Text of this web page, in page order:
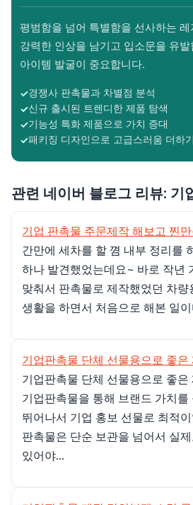
평범함을 넘어 특별함을 선사하는
강력한 인상을 남기고 입소문을 유
아이템 발굴이 중요합니다.
경쟁사 판촉물과 차별점 분석
신규 출시된 트렌디한 제품 탐색
기능성 특화 제품으로 가치 증대
패키징 디자인으로 고급스러움 더하기
관련 네이버 블로그 리뷰: 기
기업 판촉물 주문제작 해보고 찐
간만에 세차를 할 꼄 내부 정리를
하나 발견했었는데요~ 바로 작년
맞춰서 판촉물로 제작했었던 차
생활을 하면서 처음으로 해본 일
기업판촉물 단체 선물용으로 좋은
기업판촉물 단체 선물용으로 좋은
기업판촉물을 통해 브랜드 가치를
뛰어나서 기업 홍보 선물로 최적
판촉물은 단순 보관을 넘어서 실
있어야...